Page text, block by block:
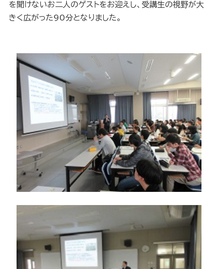
を聞けないお二人のゲストをお迎えし、受講生の視野が大
きく広がった90分となりました。